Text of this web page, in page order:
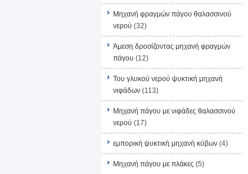
Μηχανή φραγμών πάγου θαλασσινού
νερού (32)
Άμεση δροσίζοντας μηχανή φραγμών
πάγου (12)
Του γλυκού νερού ψυκτική μηχανή
νιφάδων (113)
Μηχανή πάγου με νιφάδες θαλασσινού
νερού (17)
εμπορική ψυκτική μηχανή κύβων (4)
Μηχανή πάγου με πλάκες (5)